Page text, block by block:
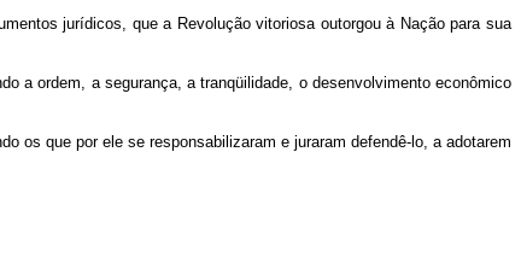
jurídicos, que a Revolução vitoriosa outorgou à Nação para sua
a ordem, a segurança, a tranqüilidade, o desenvolvimento econômico
os que por ele se responsabilizaram e juraram defendê-lo, a adotarem